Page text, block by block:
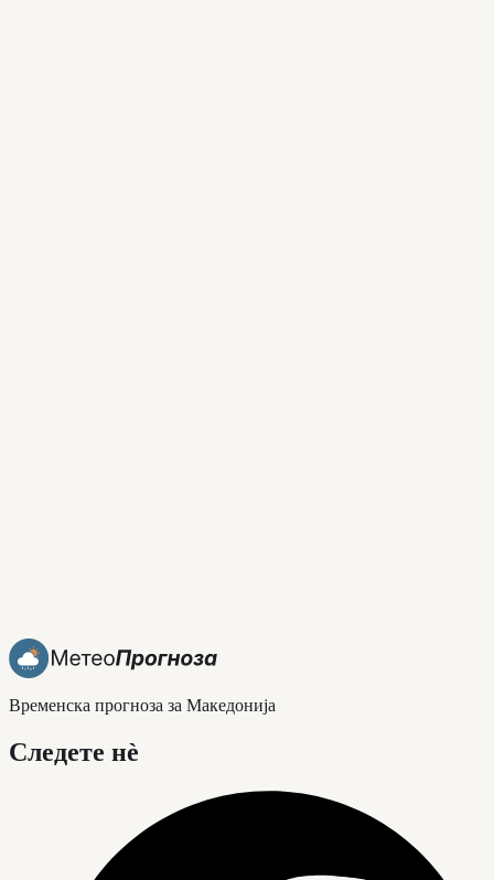
Временска прогноза за Македонија
Следете нè